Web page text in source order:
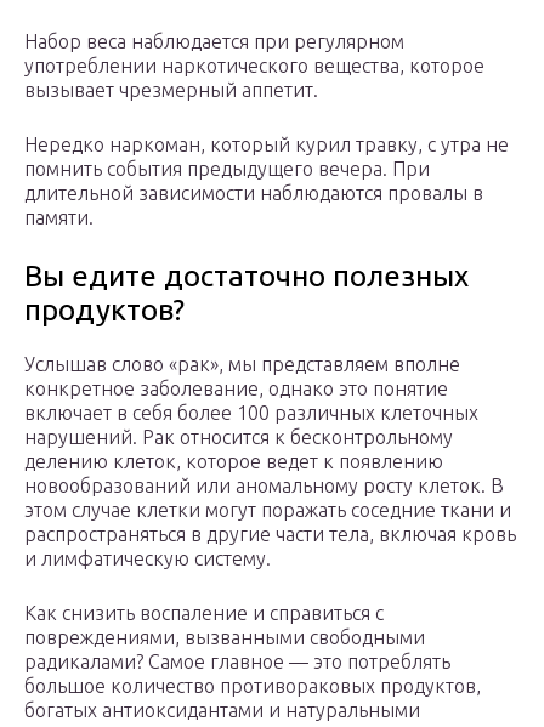
Набор веса наблюдается при регулярном
употреблении наркотического вещества, которое
вызывает чрезмерный аппетит.
Нередко наркоман, который курил травку, с утра не
помнить события предыдущего вечера. При
длительной зависимости наблюдаются провалы в
памяти.
Вы едите достаточно полезных
продуктов?
Услышав слово «рак», мы представляем вполне
конкретное заболевание, однако это понятие
включает в себя более 100 различных клеточных
нарушений. Рак относится к бесконтрольному
делению клеток, которое ведет к появлению
новообразований или аномальному росту клеток. В
этом случае клетки могут поражать соседние ткани и
распространяться в другие части тела, включая кровь
и лимфатическую систему.
Как снизить воспаление и справиться с
повреждениями, вызванными свободными
радикалами? Самое главное — это потреблять
большое количество противораковых продуктов,
богатых антиоксидантами и натуральными